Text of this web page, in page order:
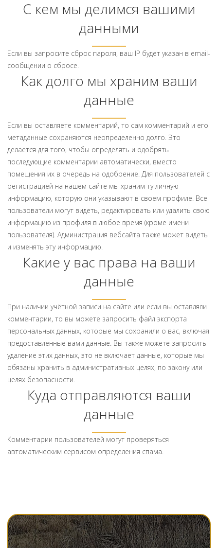
С кем мы делимся вашими
данными
Если вы запросите сброс пароля, ваш IP будет указан в email-
сообщении о сбросе.
Как долго мы храним ваши
данные
Если вы оставляете комментарий, то сам комментарий и его
метаданные сохраняются неопределенно долго. Это
делается для того, чтобы определять и одобрять
последующие комментарии автоматически, вместо
помещения их в очередь на одобрение. Для пользователей с
регистрацией на нашем сайте мы храним ту личную
информацию, которую они указывают в своем профиле. Все
пользователи могут видеть, редактировать или удалить свою
информацию из профиля в любое время (кроме имени
пользователя). Администрация вебсайта также может видеть
и изменять эту информацию.
Какие у вас права на ваши
данные
При наличии учётной записи на сайте или если вы оставляли
комментарии, то вы можете запросить файл экспорта
персональных данных, которые мы сохранили о вас, включая
предоставленные вами данные. Вы также можете запросить
удаление этих данных, это не включает данные, которые мы
обязаны хранить в административных целях, по закону или
целях безопасности.
Куда отправляются ваши
данные
Комментарии пользователей могут проверяться
автоматическим сервисом определения спама.